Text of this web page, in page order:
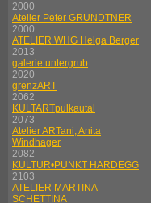
2000
Atelier Peter GRUNDTNER
2000
ATELIER WHG Helga Berger
2013
galerie untergrub
2020
grenzART
2062
KULTARTpulkautal
2073
Atelier ARTani, Anita
Windhager
2082
KULTUR•PUNKT HARDEGG
2103
ATELIER MARTINA
SCHETTINA